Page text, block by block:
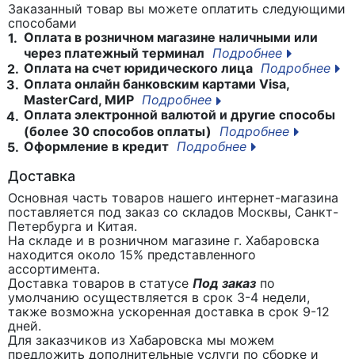
Заказанный товар вы можете оплатить следующими
способами
1. Оплата в розничном магазине наличными или
через платежный терминал Подробнее
2. Оплата на счет юридического лица Подробнее
3. Оплата онлайн банковским картами Visa,
MasterCard, МИР Подробнее
4. Оплата электронной валютой и другие способы
(более 30 способов оплаты)
Подробнее
5. Оформление в кредит Подробнее
Доставка
Основная часть товаров нашего интернет-магазина
поставляется под заказ со складов Москвы, Санкт-
Петербурга и Китая.
На складе и в розничном магазине г. Хабаровска
находится около 15% представленного
ассортимента.
Доставка товаров в статусе Под заказ по
умолчанию осуществляется в срок 3-4 недели,
также возможна ускоренная доставка в срок 9-12
дней.
Для заказчиков из Хабаровска мы можем
предложить дополнительные услуги по сборке и